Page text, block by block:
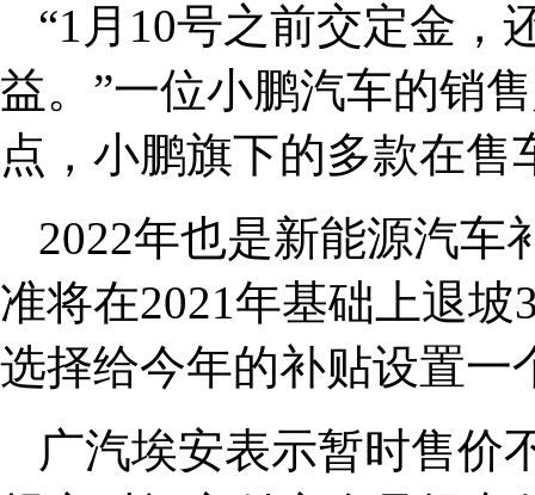
“1月10号之前交定金，
益。”一位小鹏汽车的销
点，小鹏旗下的多款在
2022年也是新能源汽车
准将在2021年基础上退
选择给今年的补贴设置一
广汽埃安表示暂时售价